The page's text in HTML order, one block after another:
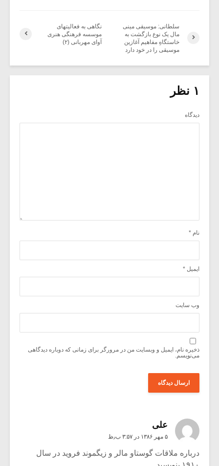
نگاهی به فعالیتهای
موسسه فرهنگی هنری
آوای مهربانی (۲)
سلطانی: موسیقی مینی
مال یک نوع بازگشت به
خاستگاهِ مفاهیم آغازین
موسیقی را در خود دارد
۱ نظر
دیدگاه
نام *
ایمیل *
وب‌ سایت
ذخیره نام، ایمیل و وبسایت من در مرورگر برای زمانی که دوباره دیدگاهی
می‌نویسم.
علی
۵ مهر ۱۳۸۶ در ۳:۵۷ ب٫ظ
درباره ملاقات گوستاو مالر و زیگموند فروید در سال